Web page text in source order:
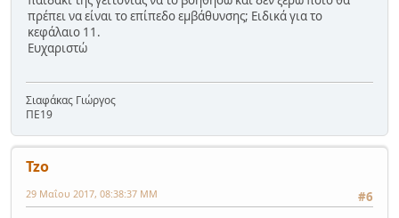
πρέπει να είναι το επίπεδο εμβάθυνσης; Ειδικά για το
κεφάλαιο 11.
Ευχαριστώ
Σιαφάκας Γιώργος
ΠΕ19
Tzo
#6
29 Μαΐου 2017, 08:38:37 ΜΜ